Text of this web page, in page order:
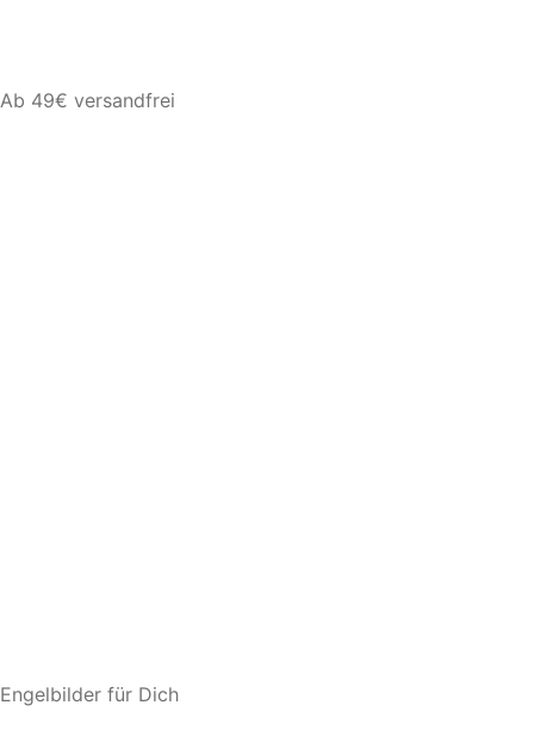
Ab 49€ versandfrei
Engelbilder für Dich